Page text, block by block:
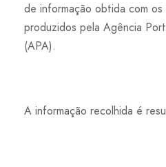
de informação obtida com
produzidos pela Agência
(APA).
A informação recolhida é